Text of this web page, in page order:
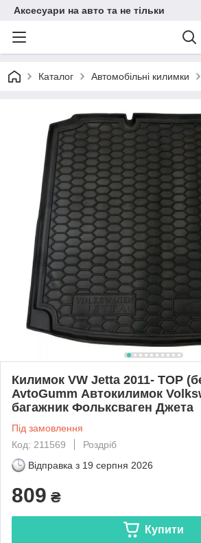
Аксесуари на авто та не тільки
Каталог Автомобільні килимки
Килимок VW Jetta 2011- TOP
AvtoGumm Автокилимок
багажник Фольксваген Джета
Під замовлення
Код: 211569
Роздріб
Відправка з 19 серпня 2026
809 ₴
Купити